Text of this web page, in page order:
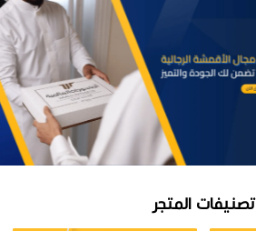
تصنيفات المتجر